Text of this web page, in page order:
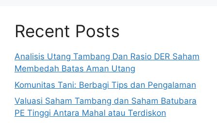
Recent Posts
Analisis Utang Tambang Dan Rasio DER Saham
Membedah Batas Aman Utang
Komunitas Tani: Berbagi Tips dan Pengalaman
Valuasi Saham Tambang dan Saham Batubara
PE Tinggi Antara Mahal atau Terdiskon